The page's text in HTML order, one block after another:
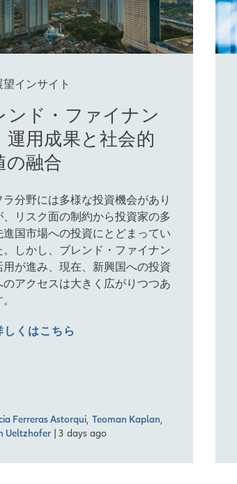
インサイト
ンド・ファイナン
運用成果と社会的
の融合
ラ分野には多様な投資機会があり
、リスク面の制約から投資家の多
進国市場への投資にとどまってい
。しかし、ブレンド・ファイナン
用が進み、現在、新興国への投資
のアクセスは大きく広がりつつあ
しくはこちら
Ferreras Astorqui, Teoman Kaplan,
Ueltzhofer
| 3 days ago